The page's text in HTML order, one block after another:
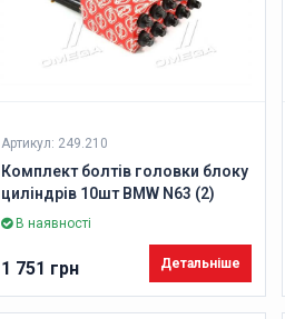
Артикул: 249.210
Комплект болтів головки блоку
циліндрів 10шт BMW N63 (2)
(вир-во Elring)
В наявності
1 751 грн Детальніше